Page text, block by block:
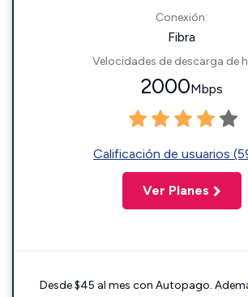
Conexión:
Fibra
Velocidades de descarga de
2000Mbps
Calificación de usuarios
Ver Planes
Desde $45 al mes con Autopago.